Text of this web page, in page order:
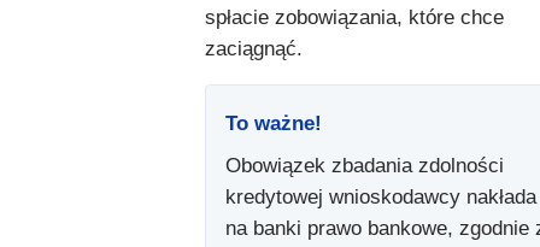
spłacie zobowiązania, które chce
zaciągnąć.
To ważne!
Obowiązek zbadania zdolności
kredytowej wnioskodawcy nakłada
na banki prawo bankowe, zgodnie